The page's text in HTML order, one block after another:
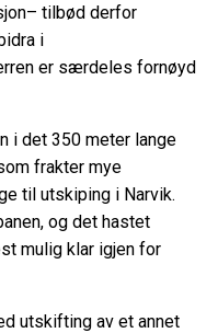
tilbød derfor
i
er særdeles fornøyd
i det 350 meter lange
frakter mye
til utskiping i Narvik.
og det hastet
mulig klar igjen for
utskifting av et annet